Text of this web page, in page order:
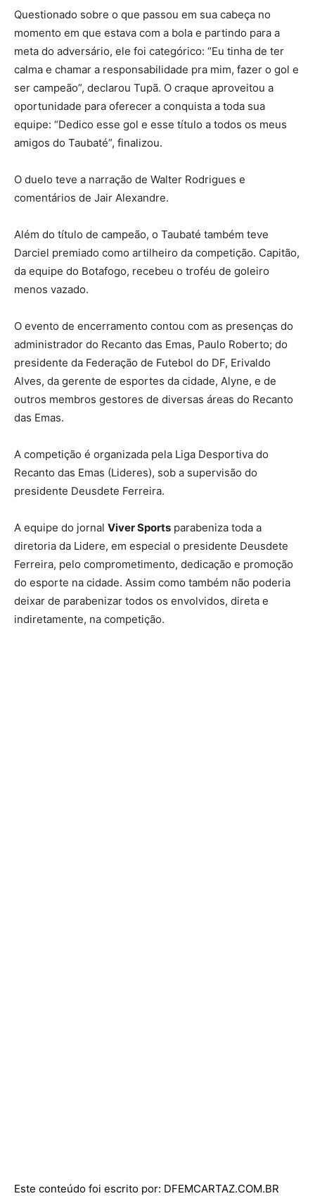
Questionado sobre o que passou em sua cabeça no
momento em que estava com a bola e partindo para a
meta do adversário, ele foi categórico: “Eu tinha de ter
calma e chamar a responsabilidade pra mim, fazer o gol e
ser campeão”, declarou Tupã. O craque aproveitou a
oportunidade para oferecer a conquista a toda sua
equipe: “Dedico esse gol e esse título a todos os meus
amigos do Taubaté”, finalizou.
O duelo teve a narração de Walter Rodrigues e
comentários de Jair Alexandre.
Além do título de campeão, o Taubaté também teve
Darciel premiado como artilheiro da competição. Capitão,
da equipe do Botafogo, recebeu o troféu de goleiro
menos vazado.
O evento de encerramento contou com as presenças do
administrador do Recanto das Emas, Paulo Roberto; do
presidente da Federação de Futebol do DF, Erivaldo
Alves, da gerente de esportes da cidade, Alyne, e de
outros membros gestores de diversas áreas do Recanto
das Emas.
A competição é organizada pela Liga Desportiva do
Recanto das Emas (Lideres), sob a supervisão do
presidente Deusdete Ferreira.
A equipe do jornal Viver Sports parabeniza toda a
diretoria da Lidere, em especial o presidente Deusdete
Ferreira, pelo comprometimento, dedicação e promoção
do esporte na cidade. Assim como também não poderia
deixar de parabenizar todos os envolvidos, direta e
indiretamente, na competição.
Este conteúdo foi escrito por: DFEMCARTAZ.COM.BR